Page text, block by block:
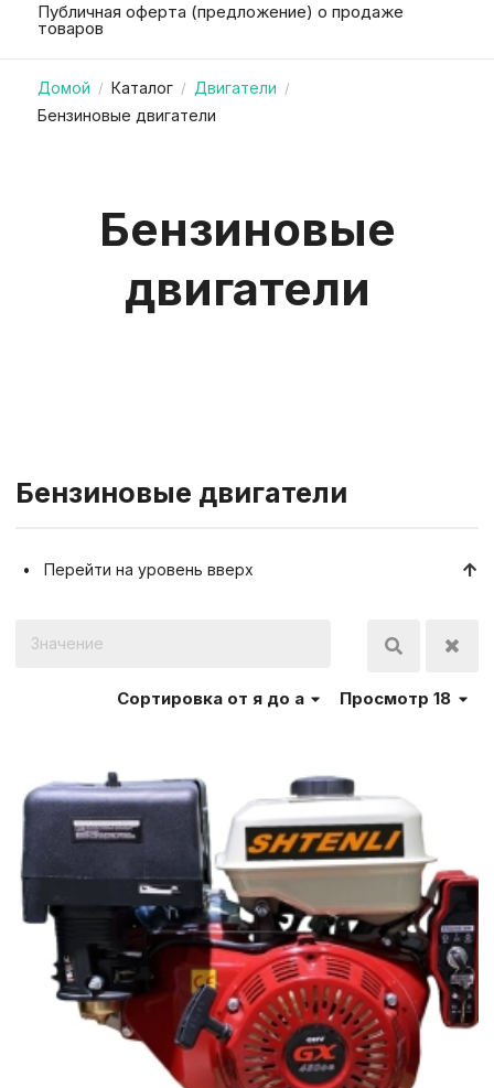
Публичная оферта (предложение) о продаже
товаров
Домой / Каталог / Двигатели /
Бензиновые двигатели
Бензиновые
двигатели
Бензиновые двигатели
Перейти на уровень вверх
Просмотр 18
Сортировка от я до а